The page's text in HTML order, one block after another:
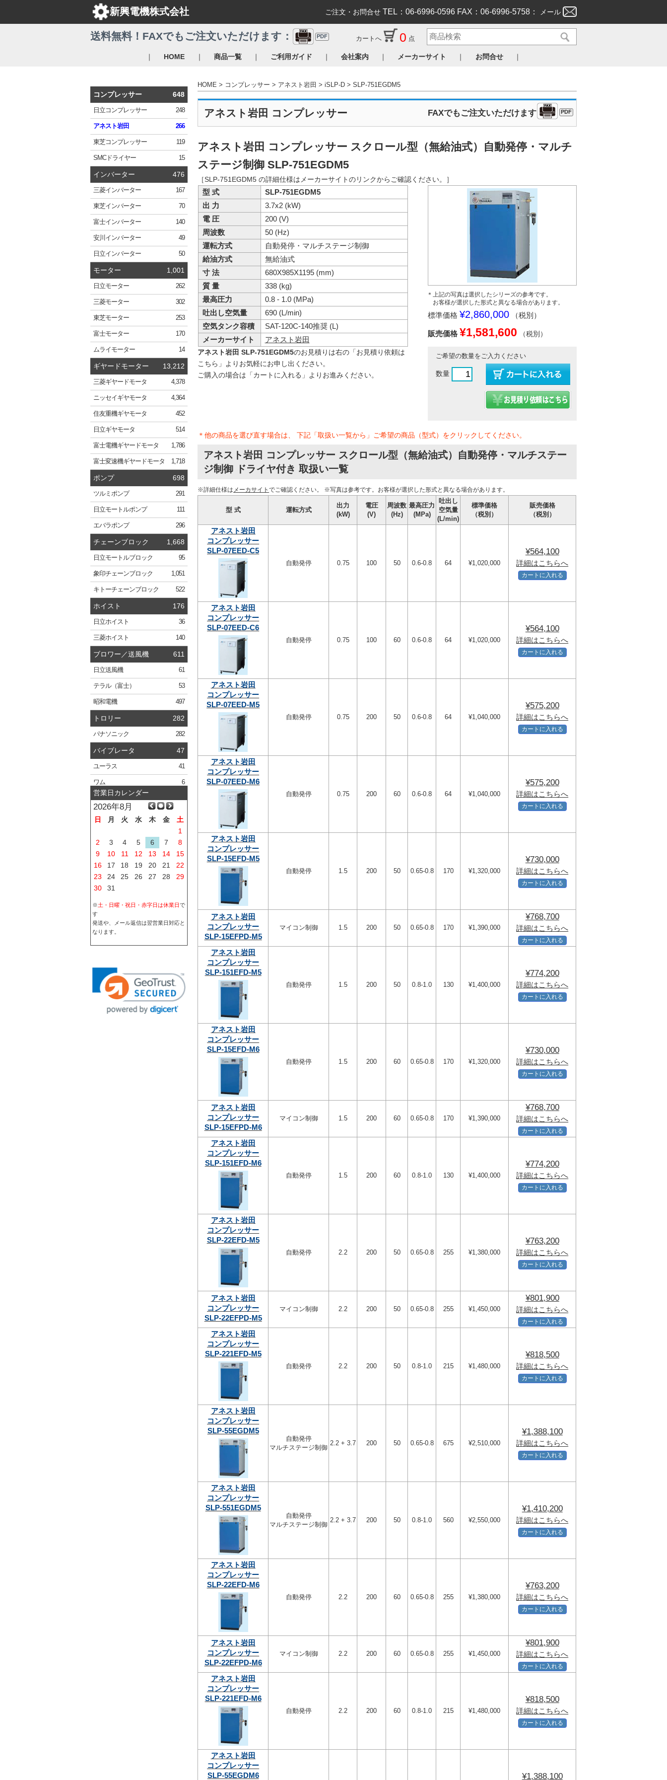
新興電機株式会社 ご注文・お問合せ TEL：06-6996-0596 FAX：06-6996-5758： メール
｜ HOME ｜ 商品一覧 ｜ ご利用ガイド ｜ 会社案内 ｜ メーカーサイト ｜ お問合せ ｜
コンプレッサー 648
日立コンプレッサー 248
アネスト岩田 266
東芝コンプレッサー 119
SMCドライヤー 15
インバーター 476
三菱インバーター 167
東芝インバーター 70
富士インバーター 140
安川 インバーター 49
日立インバーター 50
モーター 1,001
日立モーター 262
三菱モーター 302
東芝モーター 253
富士モーター 170
ムライモーター 14
ギヤードモーター 13,212
三菱ギヤードモータ 4,378
ニッセイギヤモータ 4,364
住友重機ギヤモータ 452
日立ギヤモータ 514
富士電機ギヤードモータ 1,786
富士変速機ギヤードモータ 1,718
ポンプ 698
ツルミ ポンプ 291
日立モートルポンプ 111
エバラポンプ 296
チェーンブロック 1,668
日立モートルブロック 95
象印チェーンブロック 1,051
キトーチェーンブロック 522
ホイスト 176
日立ホイスト 36
三菱ホイスト 140
ブロワー／送風機 611
日立送風機 61
テラル（富士） 53
昭和電機 497
トロリー 282
パナソニック 282
バイブレータ 47
ユーラス 41
ワム 6
営業日カレンダー
2026年8月
日 月 火 水 木 金
土
1
2
3 4 5 6 7
8
9
10 11 12 13 14
15
16
17 18 19 20 21
22
23
24 25 26 27 28
29
30
31
※土・日曜・祝日・赤字日は休業日で
す
発送や、メール返信は翌営業日対応と
なります。
送料無料！FAXでもご注文いただけます： PDF カートへ 0 点
HOME コンプレッサー アネスト岩田 iSLP-D SLP-751EGDM5
アネスト岩田 コンプレッサー FAXでもご注文いただけます PDF
アネスト岩田 コンプレッサー スクロール型（無給油式）
自動発停・マルチ
ステージ制御 SLP-751EGDM5
［SLP-751EGDM5 の詳細仕様はメーカーサイトのリンクからご確認ください。］
＊上記の写真は選択したシリーズの参考です。
お客様が選択した形式と異なる場合があります。
標準価格 ¥2,860,000 （税別）
販売価格 ¥1,581,600 （税別）
ご希望の数量をご入力ください
数量
型 式
SLP-751EGDM5
出 力
3.7x2 (kW)
電 圧
200 (V)
周波数
50 (Hz)
運転方式
自動発停・マルチステージ制御
給油方式
無給油式
寸 法
680X985X1195 (mm)
質 量
338 (kg)
最高圧力
0.8 - 1.0 (MPa)
吐出し空気量
690 (L/min)
空気タンク容積
SAT-120C-140推奨 (L)
メーカーサイト
アネスト岩田
アネスト岩田 SLP-751EGDM5のお見積りは右の「お見積り依頼は
こちら」よりお気軽にお申し出ください。
ご購入の場合は「カートに入れる」よりお進みください。
＊他の商品を選び直す場合は、 下記「取扱い一覧から」ご希望の商品（型式）をクリックしてください。
アネスト岩田 コンプレッサー スクロール型（無給油式）自動発停・マルチステー
ジ制御 ドライヤ付き 取扱い一覧
※詳細仕様は メーカサイトでご確認ください。 ※写真は参考です。お客様が選択した形式と異なる場合があります。
型 式 運転方式
出力
(kW)
電圧
(V)
周波数
(Hz)
最高圧力
(MPa)
吐出し
空気量
(L/min)
標準価格
（税別）
販売価格
（税別）
アネスト岩田
コンプレッサー
SLP-07EED-C5
自動発停 0.75 100 50 0.6-0.8 64 ¥1,020,000
¥564,100
詳細はこちらへ
カートに入れる
アネスト岩田
コンプレッサー
SLP-07EED-C6
自動発停 0.75 100 60 0.6-0.8 64 ¥1,020,000
¥564,100
詳細はこちらへ
カートに入れる
アネスト岩田
コンプレッサー
SLP-07EED-M5
自動発停 0.75 200 50 0.6-0.8 64 ¥1,040,000
¥575,200
詳細はこちらへ
カートに入れる
アネスト岩田
コンプレッサー
SLP-07EED-M6
自動発停 0.75 200 60 0.6-0.8 64 ¥1,040,000
¥575,200
詳細はこちらへ
カートに入れる
アネスト岩田
コンプレッサー
SLP-15EFD-M5
自動発停 1.5 200 50 0.65-0.8 170 ¥1,320,000
¥730,000
詳細はこちらへ
カートに入れる
アネスト岩田
コンプレッサー
SLP-15EFPD-M5
マイコン制御 1.5 200 50 0.65-0.8 170 ¥1,390,000
¥768,700
詳細はこちらへ
カートに入れる
アネスト岩田
コンプレッサー
SLP-151EFD-M5
自動発停 1.5 200 50 0.8-1.0 130 ¥1,400,000
¥774,200
詳細はこちらへ
カートに入れる
アネスト岩田
コンプレッサー
SLP-15EFD-M6
自動発停 1.5 200 60 0.65-0.8 170 ¥1,320,000
¥730,000
詳細はこちらへ
カートに入れる
アネスト岩田
コンプレッサー
SLP-15EFPD-M6
マイコン制御 1.5 200 60 0.65-0.8 170 ¥1,390,000
¥768,700
詳細はこちらへ
カートに入れる
アネスト岩田
コンプレッサー
SLP-151EFD-M6
自動発停 1.5 200 60 0.8-1.0 130 ¥1,400,000
¥774,200
詳細はこちらへ
カートに入れる
アネスト岩田
コンプレッサー
SLP-22EFD-M5
自動発停 2.2 200 50 0.65-0.8 255 ¥1,380,000
¥763,200
詳細はこちらへ
カートに入れる
アネスト岩田
コンプレッサー
SLP-22EFPD-M5
マイコン制御 2.2 200 50 0.65-0.8 255 ¥1,450,000
¥801,900
詳細はこちらへ
カートに入れる
アネスト岩田
コンプレッサー
SLP-221EFD-M5
自動発停 2.2 200 50 0.8-1.0 215 ¥1,480,000
¥818,500
詳細はこちらへ
カートに入れる
アネスト岩田
コンプレッサー
SLP-55EGDM5
自動発停
マルチステージ制御
2.2 + 3.7 200 50 0.65-0.8 675 ¥2,510,000
¥1,388,100
詳細はこちらへ
カートに入れる
アネスト岩田
コンプレッサー
SLP-551EGDM5
自動発停
マルチステージ制御
2.2 + 3.7 200 50 0.8-1.0 560 ¥2,550,000
¥1,410,200
詳細はこちらへ
カートに入れる
アネスト岩田
コンプレッサー
SLP-22EFD-M6
自動発停 2.2 200 60 0.65-0.8 255 ¥1,380,000
¥763,200
詳細はこちらへ
カートに入れる
アネスト岩田
コンプレッサー
SLP-22EFPD-M6
マイコン制御 2.2 200 60 0.65-0.8 255 ¥1,450,000
¥801,900
詳細はこちらへ
カートに入れる
アネスト岩田
コンプレッサー
SLP-221EFD-M6
自動発停 2.2 200 60 0.8-1.0 215 ¥1,480,000
¥818,500
詳細はこちらへ
カートに入れる
アネスト岩田
コンプレッサー
SLP-55EGDM6
¥1,388,100